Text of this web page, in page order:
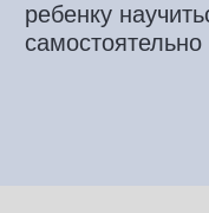
ребенку
самостоятельно